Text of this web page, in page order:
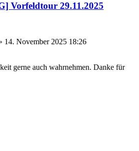
Vorfeldtour 29.11.2025
14. November 2025 18:26
gerne auch wahrnehmen. Danke für